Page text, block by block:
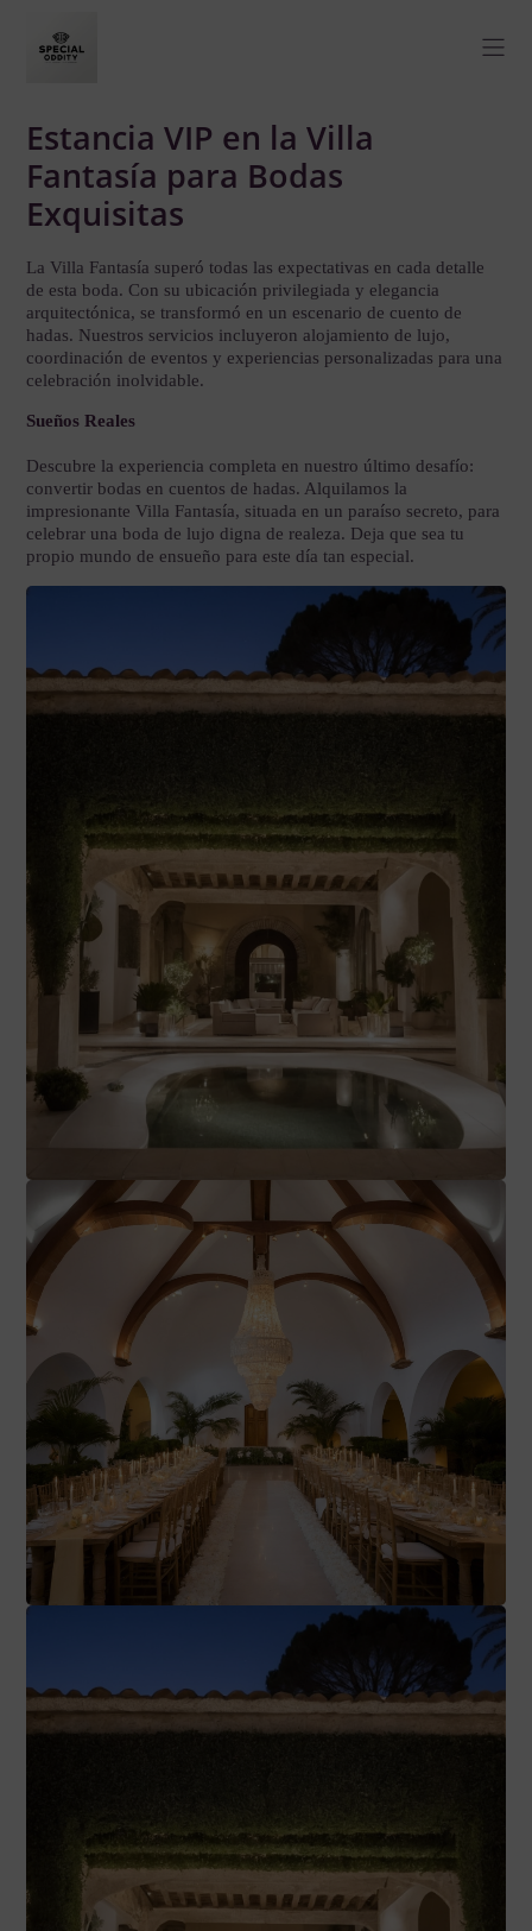
Estancia VIP en la Villa
Fantasía para Bodas
Exquisitas
La Villa Fantasía superó todas las expectativas en cada detalle
de esta boda. Con su ubicación privilegiada y elegancia
arquitectónica, se transformó en un escenario de cuento de
hadas. Nuestros servicios incluyeron alojamiento de lujo,
coordinación de eventos y experiencias personalizadas para una
celebración inolvidable.
Sueños Reales
Descubre la experiencia completa en nuestro último desafío:
convertir bodas en cuentos de hadas. Alquilamos la
impresionante Villa Fantasía, situada en un paraíso secreto, para
celebrar una boda de lujo digna de realeza. Deja que sea tu
propio mundo de ensueño para este día tan especial.